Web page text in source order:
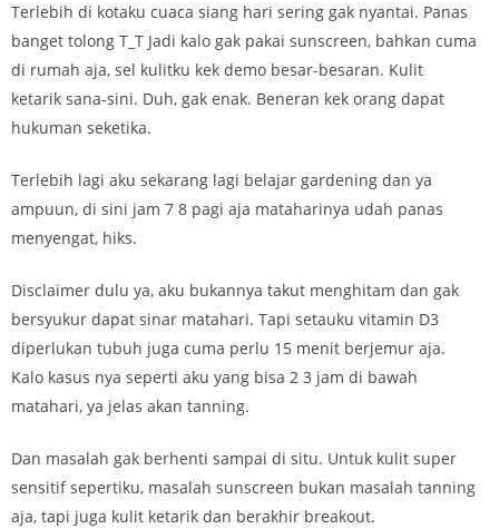
Terlebih di kotaku cuaca siang hari sering gak nyantai. Panas
banget tolong T_T Jadi kalo gak pakai sunscreen, bahkan cuma
di rumah aja, sel kulitku kek demo besar-besaran. Kulit
ketarik sana-sini. Duh, gak enak. Beneran kek orang dapat
hukuman seketika.
Terlebih lagi aku sekarang lagi belajar gardening dan ya
ampuun, di sini jam 7 8 pagi aja mataharinya udah panas
menyengat, hiks.
Disclaimer dulu ya, aku bukannya takut menghitam dan gak
bersyukur dapat sinar matahari. Tapi setauku vitamin D3
diperlukan tubuh juga cuma perlu 15 menit berjemur aja.
Kalo kasus nya seperti aku yang bisa 2 3 jam di bawah
matahari, ya jelas akan tanning.
Dan masalah gak berhenti sampai di situ. Untuk kulit super
sensitif sepertiku, masalah sunscreen bukan masalah tanning
aja, tapi juga kulit ketarik dan berakhir breakout.